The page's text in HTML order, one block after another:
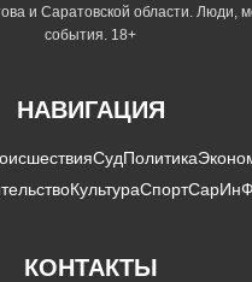
и Саратовской области. Люди,
события. 18+
НАВИГАЦИЯ
СудПолитика
КультураСпорт
КОНТАКТЫ